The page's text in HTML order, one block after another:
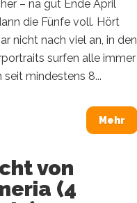
– na gut Ende April
die Fünfe voll. Hört
nicht nach viel an, in den
surfen alle immer
seit mindestens 8...
Mehr
von
(4